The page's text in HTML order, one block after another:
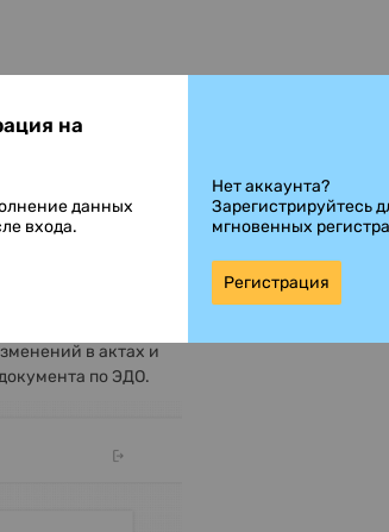
справа от
(4.4).
обработки
которую
в актах и
по ЭДО.
на
данных
входа.
Нет аккаунта?
Зарегистрируйтесь
мгновенных
Регистрация